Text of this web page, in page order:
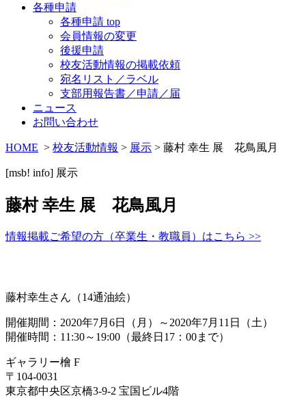
各種申請
各種申請 top
会員情報の変更
後援申請
校友活動情報の掲載依頼
宛名リスト／ラベル
支部用報告書／申請／届
ニュース
お問い合わせ
HOME > 校友活動情報 > 展示 > 藤村 幸生 展 花鳥風月
[msb! info] 展示
藤村 幸生 展 花鳥風月
情報掲載ご希望の方（卒業生・教職員）はこちら >>
藤村幸生さん（14通油絵）
開催期間：2020年7月6日（月）～2020年7月11日（土）
開催時間：11:30～19:00（最終日17：00まで）
ギャラリー檜 F
〒104-0031
東京都中央区京橋3-9-2 宝国ビル4階